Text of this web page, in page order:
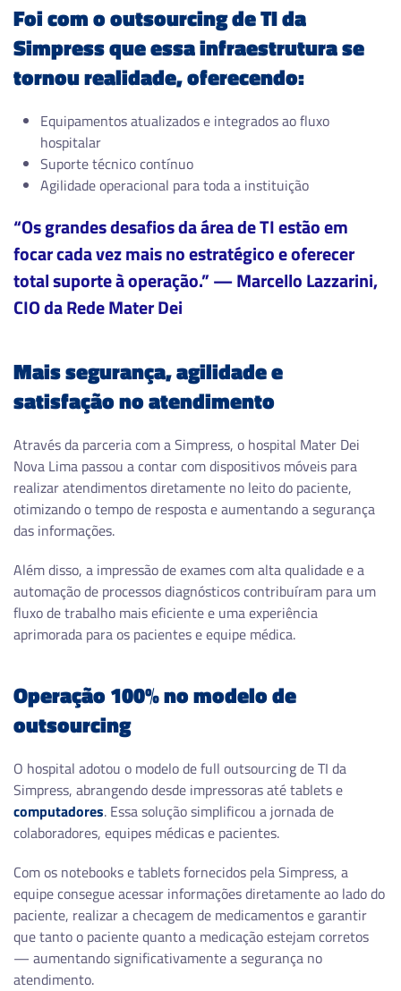
Foi com o outsourcing de TI da
Simpress que essa infraestrutura se
tornou realidade, oferecendo:
Equipamentos atualizados e integrados ao fluxo
hospitalar
Suporte técnico contínuo
Agilidade operacional para toda a instituição
“Os grandes desafios da área de TI estão em
focar cada vez mais no estratégico e oferecer
total suporte à operação.” — Marcello Lazzarini,
CIO da Rede Mater Dei
Mais segurança, agilidade e
satisfação no atendimento
Através da parceria com a Simpress, o hospital Mater Dei
Nova Lima passou a contar com dispositivos móveis para
realizar atendimentos diretamente no leito do paciente,
otimizando o tempo de resposta e aumentando a segurança
das informações.
Além disso, a impressão de exames com alta qualidade e a
automação de processos diagnósticos contribuíram para um
fluxo de trabalho mais eficiente e uma experiência
aprimorada para os pacientes e equipe médica.
Operação 100% no modelo de
outsourcing
O hospital adotou o modelo de full outsourcing de TI da
Simpress, abrangendo desde impressoras até tablets e
computadores. Essa solução simplificou a jornada de
colaboradores, equipes médicas e pacientes.
Com os notebooks e tablets fornecidos pela Simpress, a
equipe consegue acessar informações diretamente ao lado do
paciente, realizar a checagem de medicamentos e garantir
que tanto o paciente quanto a medicação estejam corretos
— aumentando significativamente a segurança no
atendimento.